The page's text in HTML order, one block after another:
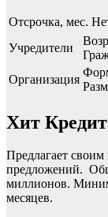
Отсрочка, мес.
Учредители
Организация
Хит
Предлагает
предложений.
миллионов.
месяцев.